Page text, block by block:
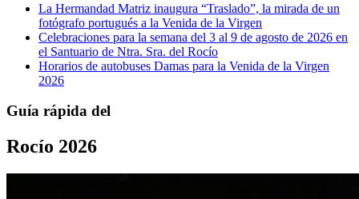
La Hermandad Matriz inaugura “Traslado”, la mirada de un
fotógrafo portugués a la Venida de la Virgen
Celebraciones para la semana del 3 al 9 de agosto de 2026 en
el Santuario de Ntra. Sra. del Rocío
Horarios de autobuses Damas para la Venida de la Virgen
2026
Guía rápida del
Rocío 2026